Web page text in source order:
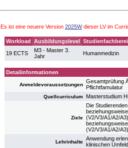
Es ist eine neuere Version 2025Wdieser LV im
Workload Ausbildungslevel
19 ECTS
M3 - Master 3.
Jahr
Humanmedizin
Detailinformationen
Anmeldevoraussetzungen
Gesamtprüfung
Pflichtfamulatur
Quellcurriculum Masterstudium
Ziele
Die
(V2/V3/A1/A2/
(V2/V3/A1/A2/
Lehrinhalte
Anwendung
klinischen